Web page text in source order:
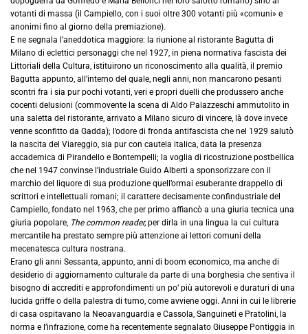
votanti di massa (il Campiello, con i suoi oltre 300 votanti più «comuni» e
anonimi fino al giorno della premiazione).
E ne segnala l’aneddotica maggiore: la riunione al ristorante Bagutta di
Milano di eclettici personaggi che nel 1927, in piena normativa fascista dei
Littoriali della Cultura, istituirono un riconoscimento alla qualità, il premio
Bagutta appunto, all’interno del quale, negli anni, non mancarono pesanti
scontri fra i sia pur pochi votanti, veri e propri duelli che produssero anche
cocenti delusioni (commovente la scena di Aldo Palazzeschi ammutolito in
una saletta del ristorante, arrivato a Milano sicuro di vincere, là dove invece
venne sconfitto da Gadda); l’odore di fronda antifascista che nel 1929 salutò
la nascita del Viareggio, sia pur con cautela italica, data la presenza
accademica di Pirandello e Bontempelli; la voglia di ricostruzione postbellica
che nel 1947 convinse l’industriale Guido Alberti a sponsorizzare con il
marchio del liquore di sua produzione quell’ormai esuberante drappello di
scrittori e intellettuali romani; il carattere decisamente confindustriale del
Campiello, fondato nel 1963, che per primo affiancò a una giuria tecnica una
giuria popolare, The common reader,per dirla in una lingua la cui cultura
mercantile ha prestato sempre più attenzione ai lettori comuni della
mecenatesca cultura nostrana.
Erano gli anni Sessanta, appunto, anni di boom economico, ma anche di
desiderio di aggiornamento culturale da parte di una borghesia che sentiva il
bisogno di accrediti e approfondimenti un po’ più autorevoli e duraturi di una
lucida griffe o della palestra di turno, come avviene oggi. Anni in cui le librerie
di casa ospitavano la Neoavanguardia e Cassola, Sanguineti e Pratolini, la
norma e l’infrazione, come ha recentemente segnalato Giuseppe Pontiggia in